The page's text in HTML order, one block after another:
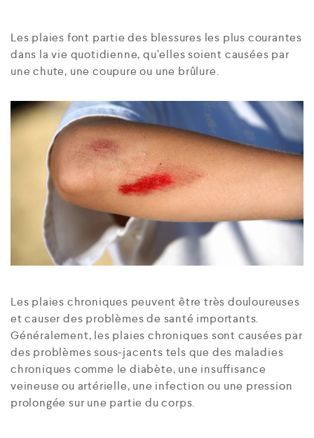
Les plaies font partie des blessures les plus courantes
dans la vie quotidienne, qu’elles soient causées par
une chute, une coupure ou une brûlure.
Les plaies chroniques peuvent être très douloureuses
et causer des problèmes de santé importants.
Généralement, les plaies chroniques sont causées par
des problèmes sous-jacents tels que des maladies
chroniques comme le diabète, une insuffisance
veineuse ou artérielle, une infection ou une pression
prolongée sur une partie du corps.